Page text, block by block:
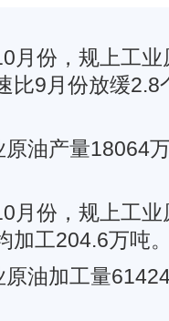
月份，规上工
比9月份放缓2.8
油产量18064
月份，规上工
加工204.6万吨
油加工量